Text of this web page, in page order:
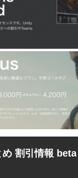
割引情報 beta